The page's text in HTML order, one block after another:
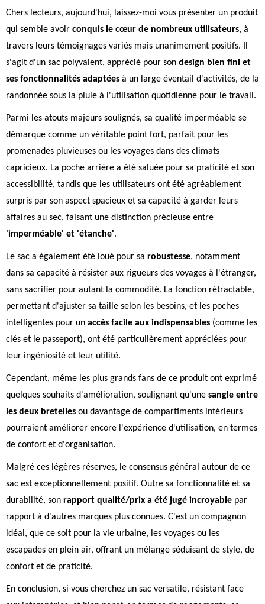
Chers lecteurs, aujourd'hui, laissez-moi vous présenter un produit
qui semble avoir conquis le cœur de nombreux utilisateurs, à
travers leurs témoignages variés mais unanimement positifs. Il
s'agit d'un sac polyvalent, apprécié pour son design bien fini et
ses fonctionnalités adaptées à un large éventail d'activités, de la
randonnée sous la pluie à l'utilisation quotidienne pour le travail.
Parmi les atouts majeurs soulignés, sa qualité imperméable se
démarque comme un véritable point fort, parfait pour les
promenades pluvieuses ou les voyages dans des climats
capricieux. La poche arrière a été saluée pour sa praticité et son
accessibilité, tandis que les utilisateurs ont été agréablement
surpris par son aspect spacieux et sa capacité à garder leurs
affaires au sec, faisant une distinction précieuse entre
'imperméable' et 'étanche'.
Le sac a également été loué pour sa robustesse, notamment
dans sa capacité à résister aux rigueurs des voyages à l'étranger,
sans sacrifier pour autant la commodité. La fonction rétractable,
permettant d'ajuster sa taille selon les besoins, et les poches
intelligentes pour un accès facile aux indispensables (comme les
clés et le passeport), ont été particulièrement appréciées pour
leur ingéniosité et leur utilité.
Cependant, même les plus grands fans de ce produit ont exprimé
quelques souhaits d'amélioration, soulignant qu'une sangle entre
les deux bretelles ou davantage de compartiments intérieurs
pourraient améliorer encore l'expérience d'utilisation, en termes
de confort et d'organisation.
Malgré ces légères réserves, le consensus général autour de ce
sac est exceptionnellement positif. Outre sa fonctionnalité et sa
durabilité, son rapport qualité/prix a été jugé incroyable par
rapport à d'autres marques plus connues. C'est un compagnon
idéal, que ce soit pour la vie urbaine, les voyages ou les
escapades en plein air, offrant un mélange séduisant de style, de
confort et de praticité.
En conclusion, si vous cherchez un sac versatile, résistant face